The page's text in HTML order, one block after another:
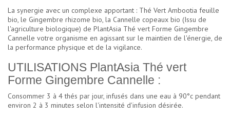
La synergie avec un complexe apportant : Thé Vert Ambootia feuille
bio, le Gingembre rhizome bio, la Cannelle copeaux bio (Issu de
l'agriculture biologique) de PlantAsia Thé vert Forme Gingembre
Cannelle votre organisme en agissant sur le maintien de l'énergie, de
la performance physique et de la vigilance.
UTILISATIONS PlantAsia Thé vert
Forme Gingembre Cannelle :
Consommer 3 à 4 thés par jour, infusés dans une eau à 90°c pendant
environ 2 à 3 minutes selon l'intensité d'infusion désirée.